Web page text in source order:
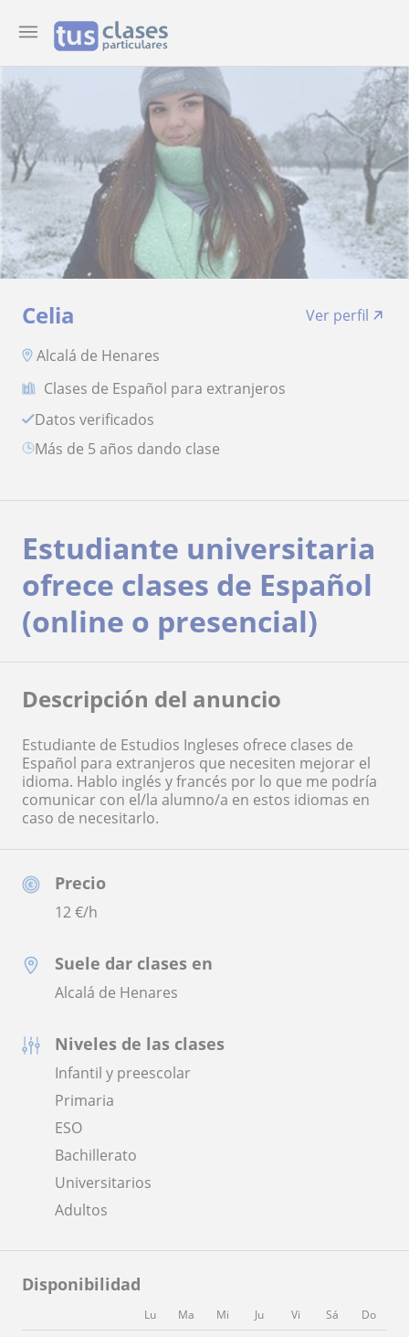
Celia
Ver perfil
Alcalá de Henares
Clases de Español para extranjeros
Datos verificados
más de 5 años dando clase
Precio
12€/h
Suele dar clases en
Alcalá de Henares
Niveles de las clases
Infantil y preescolar
Primaria
ESO
Bachillerato
Universitarios
Adultos
Disponibilidad
Lu Ma Mi Ju Vi Sá Do
Estudiante universitaria
ofrece clases de Español
(online o presencial)
Descripción del anuncio
Estudiante de Estudios Ingleses ofrece clases de
Español para extranjeros que necesiten mejorar el
idioma. Hablo inglés y francés por lo que me podría
comunicar con el/la alumno/a en estos idiomas en
caso de necesitarlo.